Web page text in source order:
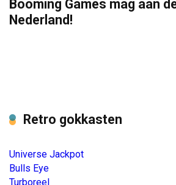
Booming Games mag aan
Nederland!
Retro gokkasten
Universe Jackpot
Bulls Eye
Turboreel